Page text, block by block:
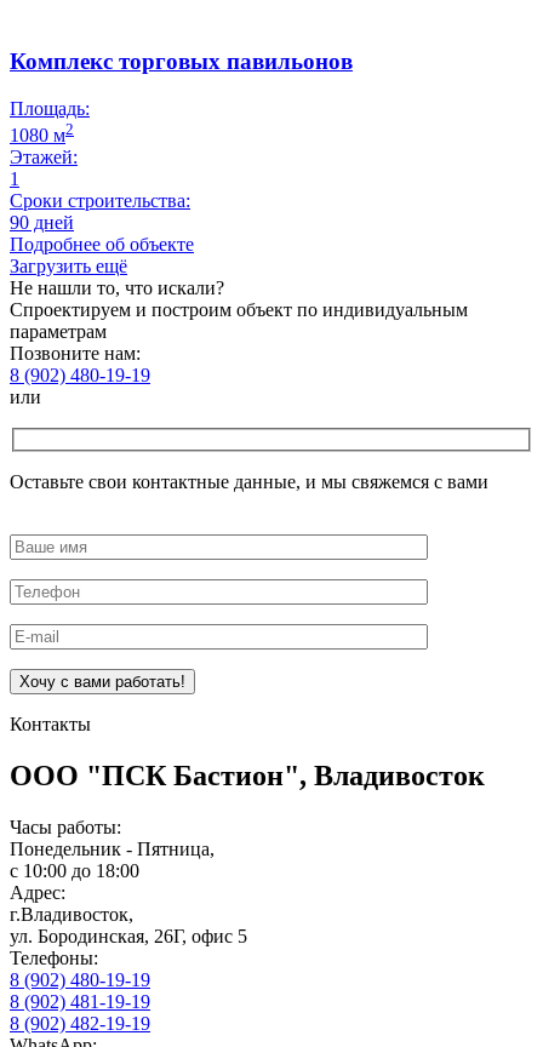
Комплекс торговых павильонов
Площадь:
1080 м2
Этажей:
1
Сроки строительства:
90 дней
Подробнее об объекте
Загрузить ещё
Не нашли то, что искали?
Спроектируем и построим объект по индивидуальным
параметрам
Позвоните нам:
8 (902) 480-19-19
или
Оставьте свои контактные данные, и мы свяжемся с вами
это
пустым.
Контакты
ООО "ПСК Бастион", Владивосток
Часы работы:
Понедельник - Пятница,
с 10:00 до 18:00
Адрес:
г.Владивосток,
ул. Бородинская, 26Г, офис 5
Телефоны:
8 (902) 480-19-19
8 (902) 481-19-19
8 (902) 482-19-19